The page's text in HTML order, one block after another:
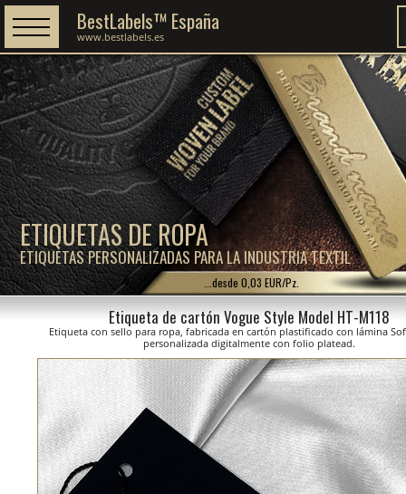
ETIQUETAS DE ROPA
ETIQUETAS PERSONALIZADAS PARA LA INDUSTRIA TEXTIL
BestLabels™ España
www.bestlabels.es
...desde 0,03 EUR/Pz.
Etiqueta de cartón Vogue Style Model HT-M118
Etiqueta con sello para ropa, fabricada en cartón plastificado con lámina
personalizada digitalmente con folio platead.